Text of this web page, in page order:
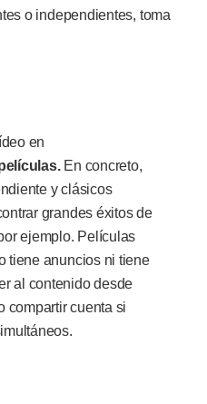
o independientes, toma
en
En concreto,
y clásicos
grandes éxitos de
ejemplo. Películas
tiene anuncios ni tiene
al contenido desde
compartir cuenta si